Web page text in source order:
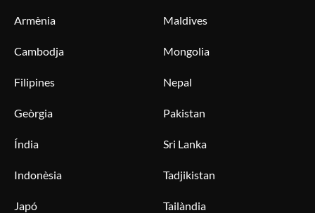
Armènia
Cambodja
Filipines
Geòrgia
Índia
Indonèsia
Japó
Maldives
Mongolia
Nepal
Pakistan
Sri Lanka
Tadjikistan
Tailàndia